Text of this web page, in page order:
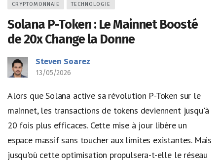
CRYPTOMONNAIE TECHNOLOGIE
Solana P-Token : Le Mainnet Boosté
de 20x Change la Donne
Steven Soarez
13/05/2026
Alors que Solana active sa révolution P-Token sur le
mainnet, les transactions de tokens deviennent jusqu'à
20 fois plus efficaces. Cette mise à jour libère un
espace massif sans toucher aux limites existantes. Mais
jusqu'où cette optimisation propulsera-t-elle le réseau